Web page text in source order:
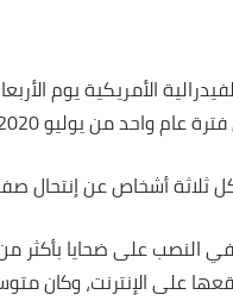
الأمريكية يوم
من يوليو 2020 إلى يونيو 2021.
ثلاثة أشخاص عن إنتحال
على الإنترنت، وكان متوسط